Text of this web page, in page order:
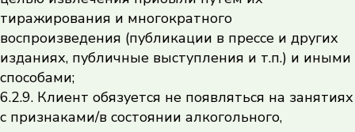
тиражирования и многократного
воспроизведения (публикации в прессе и других
изданиях, публичные выступления и т.п.) и иными
способами;
6.2.9. Клиент обязуется не появляться на занятиях
с признаками/в состоянии алкогольного,